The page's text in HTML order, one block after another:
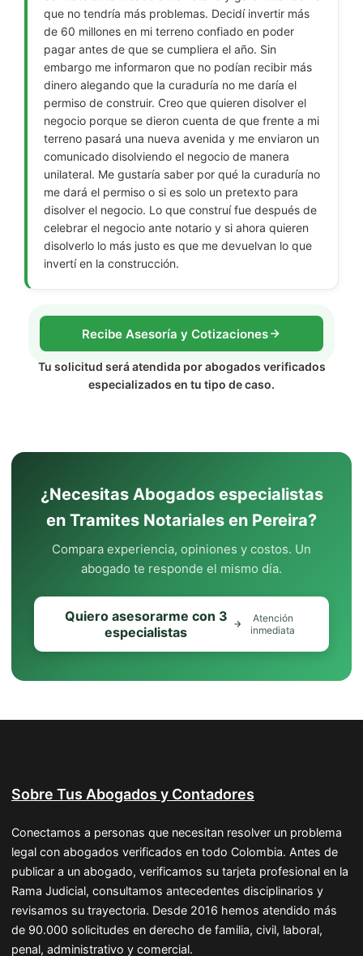
que no tendría más problemas. Decidí invertir más
de 60 millones en mi terreno confiado en poder
pagar antes de que se cumpliera el año. Sin
embargo me informaron que no podían recibir más
dinero alegando que la curaduría no me daría el
permiso de construir. Creo que quieren disolver el
negocio porque se dieron cuenta de que frente a mi
terreno pasará una nueva avenida y me enviaron un
comunicado disolviendo el negocio de manera
unilateral. Me gustaría saber por qué la curaduría no
me dará el permiso o si es solo un pretexto para
disolver el negocio. Lo que construí fue después de
celebrar el negocio ante notario y si ahora quieren
disolverlo lo más justo es que me devuelvan lo que
invertí en la construcción.
Recibe Asesoría y Cotizaciones
Tu solicitud será atendida por abogados verificados
especializados en tu tipo de caso.
¿Necesitas Abogados especialistas
en Tramites Notariales en Pereira?
Compara experiencia, opiniones y costos. Un
abogado te responde el mismo día.
Quiero asesorarme con 3
especialistas
Atención
inmediata
Sobre Tus Abogados y Contadores
Conectamos a personas que necesitan resolver un problema
legal con abogados verificados en todo Colombia. Antes de
publicar a un abogado, verificamos su tarjeta profesional en la
Rama Judicial, consultamos antecedentes disciplinarios y
revisamos su trayectoria. Desde 2016 hemos atendido más
de 90.000 solicitudes en derecho de familia, civil, laboral,
penal, administrativo y comercial.